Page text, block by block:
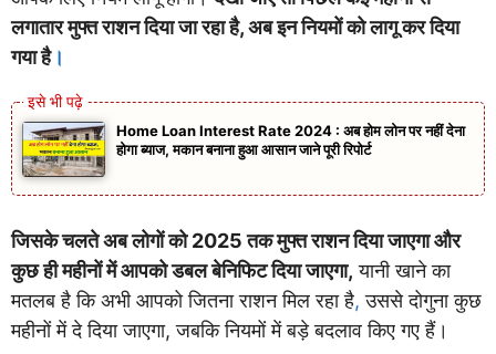
लगातार मुफ्त राशन दिया जा रहा है, अब इन नियमों को लागू कर दिया
गया है।
Home Loan Interest Rate 2024 : अब होम लोन पर नहीं देना
होगा ब्याज, मकान बनाना हुआ आसान जाने पूरी रिपोर्ट
जिसके चलते अब लोगों को 2025 तक मुफ्त राशन दिया जाएगा और
कुछ ही महीनों में आपको डबल बेनिफिट दिया जाएगा, यानी खाने का
मतलब है कि अभी आपको जितना राशन मिल रहा है, उससे दोगुना कुछ
महीनों में दे दिया जाएगा, जबकि नियमों में बड़े बदलाव किए गए हैं।